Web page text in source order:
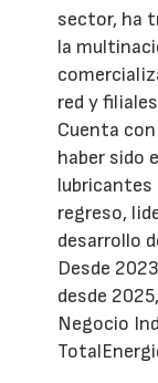
sector, ha
la
red y
Cuenta
haber sido
lubricantes
regreso,
desarrollo
Desde
desde
Negocio